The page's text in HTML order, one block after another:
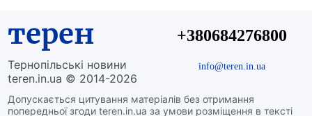
терен
Тернопільські новини
teren.in.ua © 2014-2026
Допускається цитування матеріалів без отримання
попередньої згоди teren.in.ua за умови розміщення в тексті
+380684276800
info@teren.in.ua